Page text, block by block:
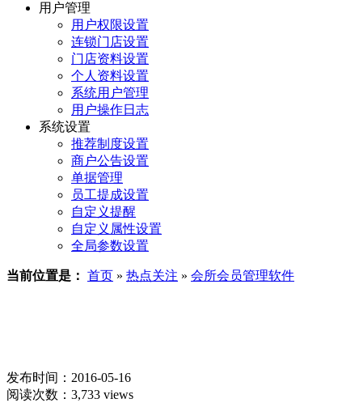
用户管理
用户权限设置
连锁门店设置
门店资料设置
个人资料设置
系统用户管理
用户操作日志
系统设置
推荐制度设置
商户公告设置
单据管理
员工提成设置
自定义提醒
自定义属性设置
全局参数设置
当前位置是： 首页 » 热点关注 » 会所会员管理软件
发布时间：2016-05-16
阅读次数：3,733 views